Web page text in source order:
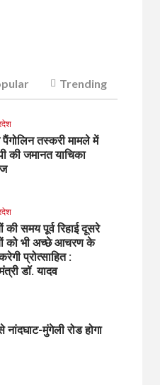
Trending
पैंगोलिन तस्करी मामले में
की जमानत याचिका
की समय पूर्व रिहाई दूसरे
को भी अच्छे आचरण के
प्रोत्साहित :
डॉ. यादव
मुंगेली रोड होगा